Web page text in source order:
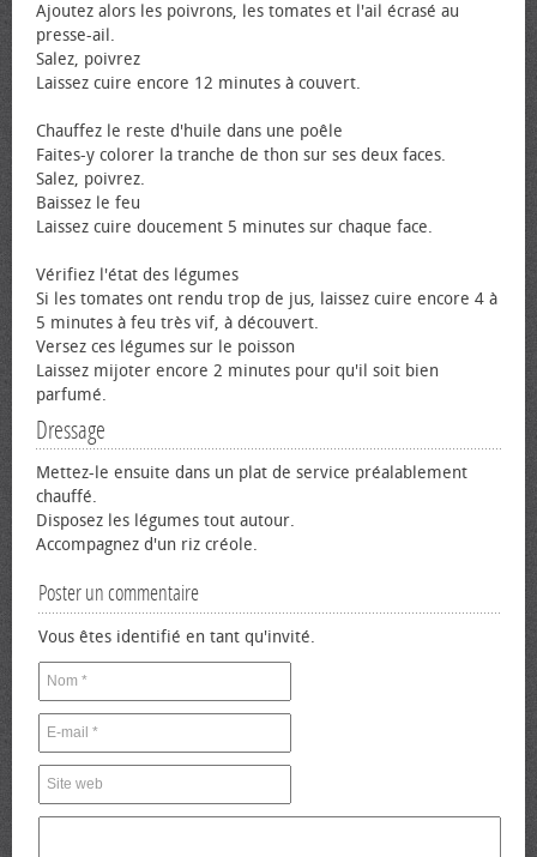
Ajoutez alors les poivrons, les tomates et l'ail écrasé au
presse-ail.
Salez, poivrez
Laissez cuire encore 12 minutes à couvert.
Chauffez le reste d'huile dans une poêle
Faites-y colorer la tranche de thon sur ses deux faces.
Salez, poivrez.
Baissez le feu
Laissez cuire doucement 5 minutes sur chaque face.
Vérifiez l'état des légumes
Si les tomates ont rendu trop de jus, laissez cuire encore 4 à
5 minutes à feu très vif, à découvert.
Versez ces légumes sur le poisson
Laissez mijoter encore 2 minutes pour qu'il soit bien
parfumé.
Dressage
Mettez-le ensuite dans un plat de service préalablement
chauffé.
Disposez les légumes tout autour.
Accompagnez d'un riz créole.
Poster un commentaire
Vous êtes identifié en tant qu'invité.